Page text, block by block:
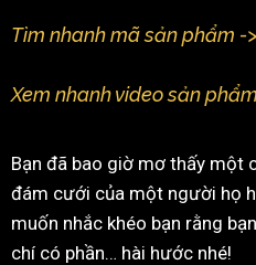
Tìm nhanh mã sản phẩm -
Xem nhanh video sản
Bạn đã bao giờ mơ thấy một
đám cưới của một người họ
muốn nhắc khéo bạn rằng
chí có phần… hài hước nhé!